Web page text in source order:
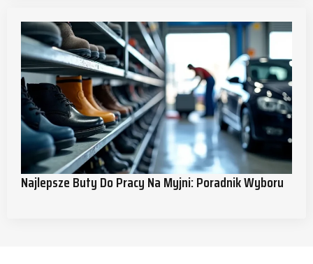
Najlepsze Buty Do Pracy Na Myjni: Poradnik Wyboru